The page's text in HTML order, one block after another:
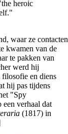
heroic
waar ze contacten
kwamen van de
te pakken van
werd hij
filosofie en diens
hij pas tijdens
"Spy
verhaal dat
(1817) in